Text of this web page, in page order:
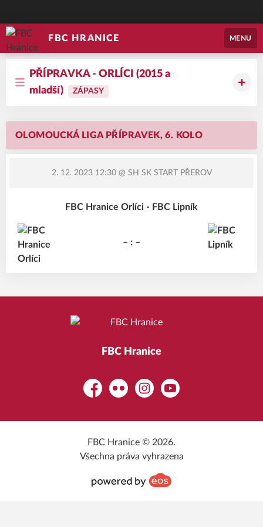
FBC HRANICE MENU
PŘÍPRAVKA - ORLÍCI (2015 a
mladší)
ZÁPASY
OLOMOUCKÁ LIGA PŘÍPRAVEK, 6. KOLO
2. 12. 2023 12:30@ SH SK START PŘEROV
FBC Hranice Orlíci - FBC Lipník
– : –
FBC Hranice
FacebookFlickr InstagramYouTube
FBC Hranice © 2026.
Všechna práva vyhrazena